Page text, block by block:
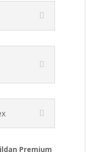
Premium